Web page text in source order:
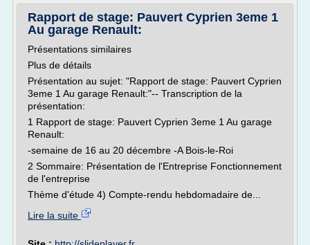
Rapport de stage: Pauvert Cyprien 3eme 1
Au garage Renault:
Présentations similaires
Plus de détails
Présentation au sujet: "Rapport de stage: Pauvert Cyprien
3eme 1 Au garage Renault:"-- Transcription de la
présentation:
1 Rapport de stage: Pauvert Cyprien 3eme 1 Au garage
Renault:
-semaine de 16 au 20 décembre -A Bois-le-Roi
2 Sommaire: Présentation de l'Entreprise Fonctionnement
de l'entreprise
Thème d'étude 4) Compte-rendu hebdomadaire de...
Lire la suite